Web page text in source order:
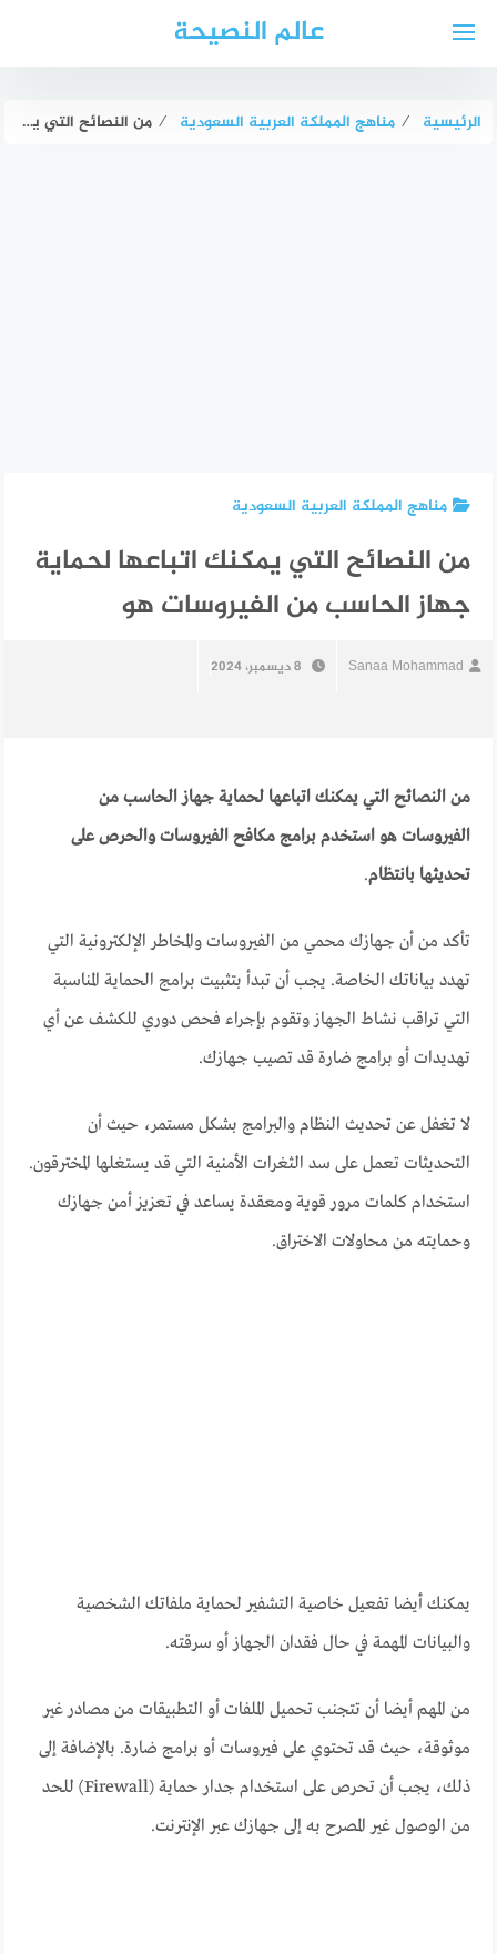
عالم النصيحة
الرئيسية ⁄ مناهج المملكة العربية السعودية ⁄ من النصائح التي يمكنك اتباعها لحماية جهاز الحاسب من الفيروسات هو
مناهج المملكة العربية السعودية
من النصائح التي يمكنك اتباعها لحماية
جهاز الحاسب من الفيروسات هو
Sanaa Mohammad 8 ديسمبر، 2024
من النصائح التي يمكنك اتباعها لحماية جهاز الحاسب من
الفيروسات هو استخدم برامج مكافح الفيروسات والحرص على
تحديثها بانتظام.
تأكد من أن جهازك محمي من الفيروسات والمخاطر الإلكترونية التي
تهدد بياناتك الخاصة. يجب أن تبدأ بتثبيت برامج الحماية المناسبة
التي تراقب نشاط الجهاز وتقوم بإجراء فحص دوري للكشف عن أي
تهديدات أو برامج ضارة قد تصيب جهازك.
لا تغفل عن تحديث النظام والبرامج بشكل مستمر، حيث أن
التحديثات تعمل على سد الثغرات الأمنية التي قد يستغلها المخترقون.
استخدام كلمات مرور قوية ومعقدة يساعد في تعزيز أمن جهازك
وحمايته من محاولات الاختراق.
يمكنك أيضا تفعيل خاصية التشفير لحماية ملفاتك الشخصية
والبيانات المهمة في حال فقدان الجهاز أو سرقته.
من المهم أيضا أن تتجنب تحميل الملفات أو التطبيقات من مصادر غير
موثوقة، حيث قد تحتوي على فيروسات أو برامج ضارة. بالإضافة إلى
ذلك، يجب أن تحرص على استخدام جدار حماية (Firewall) للحد
من الوصول غير المصرح به إلى جهازك عبر الإنترنت.